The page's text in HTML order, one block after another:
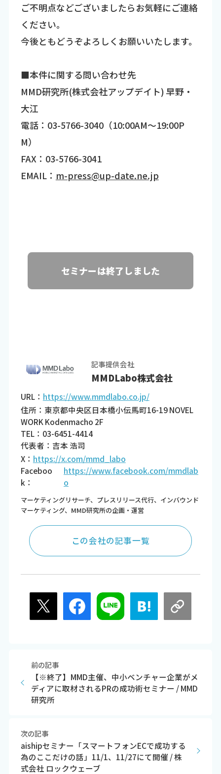
ご不明点などございましたらお気軽にご連絡
ください。
今後ともどうぞよろしくお願いいたします。
■本件に関する問い合わせ先
MMD研究所(株式会社アップデイト) 早野・
大江
電話：03-5766-3040（10:00AM～19:00P
M）
FAX：03-5766-3041
EMAIL： m-press@up-date.ne.jp
セミナーは終了しました
記事提供会社
MMDLabo株式会社
URL： https://www.mmdlabo.co.jp/
住所：東京都中央区日本橋小伝馬町16-19 NOVEL
WORK Kodenmacho 2F
TEL：03-6451-4414
代表者：吉本 浩司
X： https://x.com/mmd_labo
Faceboo
k：
https://www.facebook.com/mmdlab
o
マーケティングリサーチ、プレスリリース代行、インバウンド
マーケティング、MMD研究所の企画・運営
この会社の記事一覧
前の記事
【※終了】MMD主催、中小ベンチャー企業がメ
ディアに取材されるPRの成功術セミナー / MMD
研究所
次の記事
aishipセミナー「スマートフォンECで成功する
為のここだけの話」11/1、11/27にて開催 / 株
式会社 ロックウェーブ